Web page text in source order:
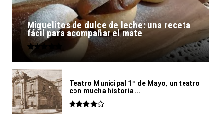
Miguelitos de dulce de leche: una receta
fácil para acompañar el mate
Teatro Municipal 1º de Mayo, un teatro
con mucha historia...